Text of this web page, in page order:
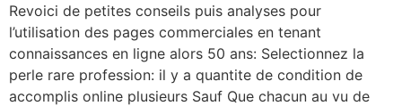
Revoici de petites conseils puis analyses pour
l’utilisation des pages commerciales en tenant
connaissances en ligne alors 50 ans: Selectionnez la
perle rare profession: il y a quantite de condition de
accomplis online plusieurs Sauf Que chacun au vu de